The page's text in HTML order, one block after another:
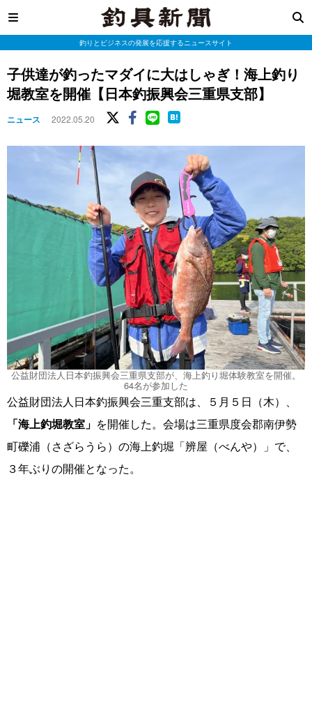
釣りとビジネスの発展を応援するニュースサイト
子供達が釣ったマダイに大はしゃぎ！海上釣り
堀教室を開催【日本釣振興会三重県支部】
ニュース 2022.05.20
公益財団法人日本釣振興会三重県支部が、海上釣り堀体験教室を開催。
64名が参加した
公益財団法人日本釣振興会三重支部は、５月５日（木）、
「海上釣堀教室」 を開催した。会場は三重県度会郡南伊勢
町礫浦（さざらうら）の海上釣堀「辨屋（べんや）」で、
３年ぶりの開催となった。